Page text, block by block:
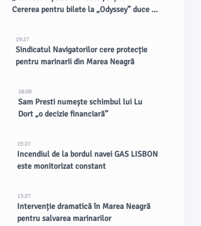
Cererea pentru bilete la „Odyssey” duce la
19:27
Sindicatul Navigatorilor cere protecție
pentru marinarii din Marea Neagră
18:00
Sam Presti numește schimbul lui Lu
Dort „o decizie financiară”
15:27
Incendiul de la bordul navei GAS LISBON
este monitorizat constant
13:27
Intervenție dramatică în Marea Neagră
pentru salvarea marinarilor